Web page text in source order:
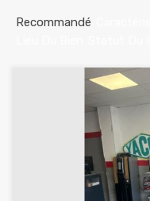
Recommandé